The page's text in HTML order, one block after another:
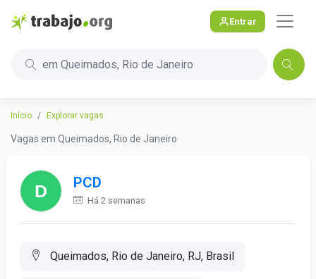
Entrar
em Queimados, Rio de Janeiro
Início Explorar vagas
Vagas em Queimados, Rio de Janeiro
PCD
Há 2 semanas
Queimados, Rio de Janeiro, RJ, Brasil